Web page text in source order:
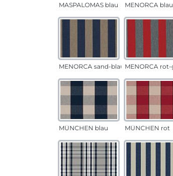
MASPALOMAS blau MENORCA
MENORCA sand-blau MENORCA
MÜNCHEN blau MÜNCHEN rot